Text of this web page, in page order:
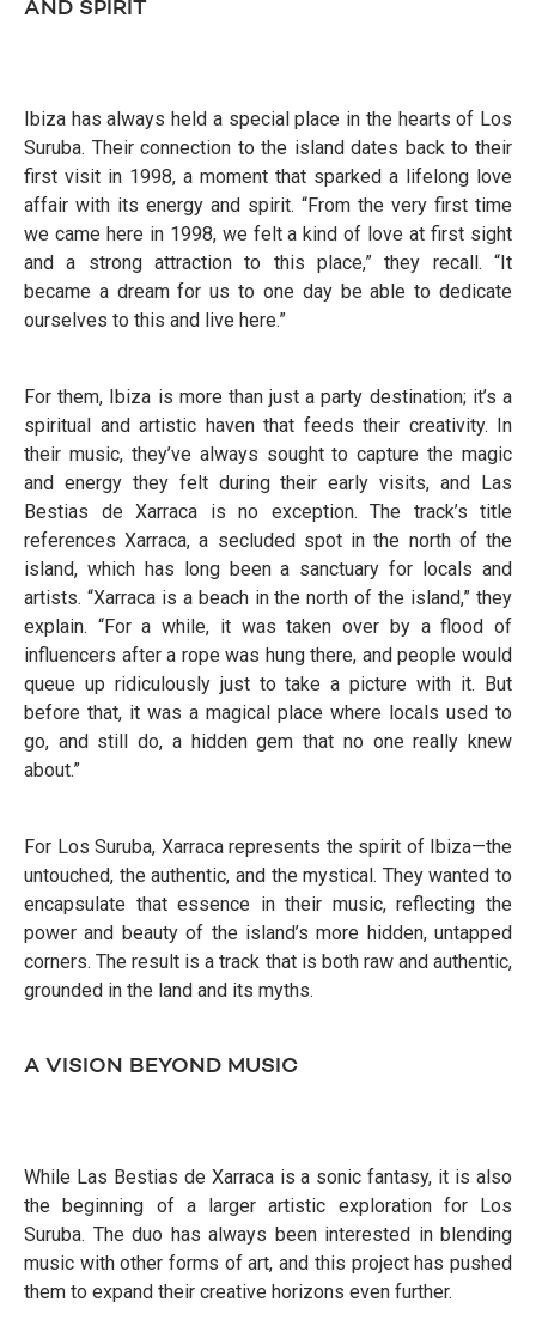
AND SPIRIT
Ibiza has always held a special place in the hearts of Los
Suruba. Their connection to the island dates back to their
first visit in 1998, a moment that sparked a lifelong love
affair with its energy and spirit. “From the very first time
we came here in 1998, we felt a kind of love at first sight
and a strong attraction to this place,” they recall. “It
became a dream for us to one day be able to dedicate
ourselves to this and live here.”
For them, Ibiza is more than just a party destination; it’s a
spiritual and artistic haven that feeds their creativity. In
their music, they’ve always sought to capture the magic
and energy they felt during their early visits, and Las
Bestias de Xarraca is no exception. The track’s title
references Xarraca, a secluded spot in the north of the
island, which has long been a sanctuary for locals and
artists. “Xarraca is a beach in the north of the island,” they
explain. “For a while, it was taken over by a flood of
influencers after a rope was hung there, and people would
queue up ridiculously just to take a picture with it. But
before that, it was a magical place where locals used to
go, and still do, a hidden gem that no one really knew
about.”
For Los Suruba, Xarraca represents the spirit of Ibiza—the
untouched, the authentic, and the mystical. They wanted to
encapsulate that essence in their music, reflecting the
power and beauty of the island’s more hidden, untapped
corners. The result is a track that is both raw and authentic,
grounded in the land and its myths.
A VISION BEYOND MUSIC
While Las Bestias de Xarraca is a sonic fantasy, it is also
the beginning of a larger artistic exploration for Los
Suruba. The duo has always been interested in blending
music with other forms of art, and this project has pushed
them to expand their creative horizons even further.